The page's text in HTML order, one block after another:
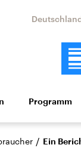
Wirtschaft
Musik
Programm
/ Ein